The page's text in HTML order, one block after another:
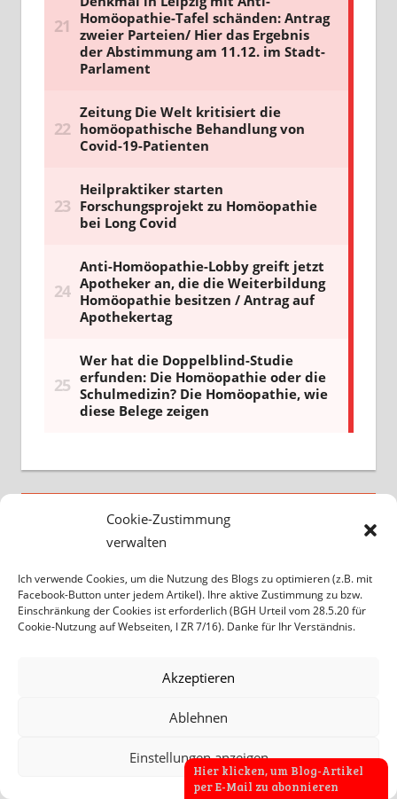
Cookie-Zustimmung
verwalten
Ich verwende Cookies, um die Nutzung des Blogs zu optimieren (z.B. mit
Facebook-Button unter jedem Artikel). Ihre aktive Zustimmung zu bzw.
Einschränkung der Cookies ist erforderlich (BGH Urteil vom 28.5.20 für
Cookie-Nutzung auf Webseiten, I ZR 7/16). Danke für Ihr Verständnis.
Akzeptieren
Ablehnen
Einstellungen anzeigen
IHRE NEUESTEN KOMMENTARE
(Bitte an die Kommentarregeln denken,
Danke)
beschließt GKV-Aus der Homöopathie:
Die Ausgrenzung wird zum Gesetz
Hier klicken, um Blog-Artikel
per E-Mail zu abonnieren